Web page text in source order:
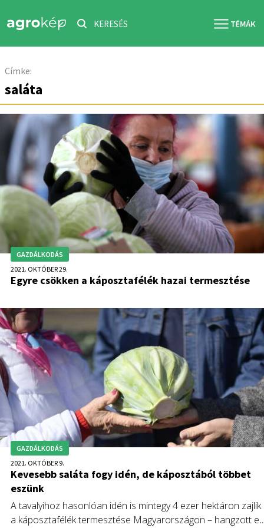
KERESÉS
Címke:
saláta
GAZDÁLKODÁS
2021. OKTÓBER 29.
Egyre csökken a káposztafélék hazai termesztése
GAZDÁLKODÁS
2021. OKTÓBER 9.
Kevesebb saláta fogy idén, de káposztából többet
eszünk
A tavalyihoz hasonlóan idén is mintegy 4 ezer hektáron zajlik
a káposztafélék termesztése Magyarországon – hangzott el